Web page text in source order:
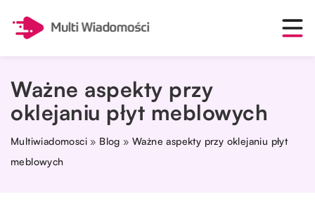
Ważne aspekty przy
oklejaniu płyt meblowych
Multiwiadomosci » Blog »Ważne aspekty przy oklejaniu płyt
meblowych